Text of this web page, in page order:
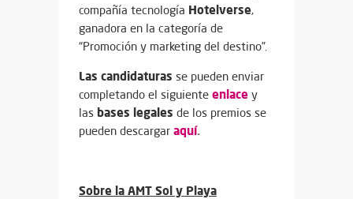
compañía tecnología Hotelverse,
ganadora en la categoría de
“Promoción y marketing del destino”.
Las candidaturas se pueden enviar
completando el siguiente enlace y
las bases legales de los premios se
pueden descargar aquí.
Sobre la AMT Sol y Playa